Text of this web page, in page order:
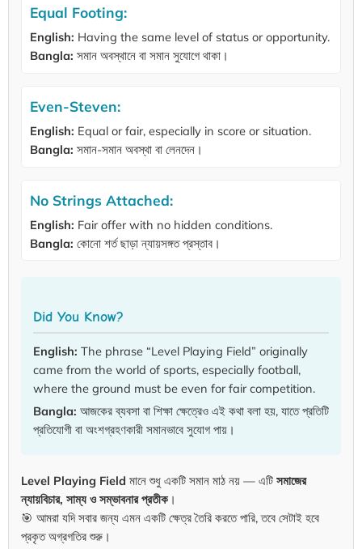
Equal Footing:
English: Having the same level of status or opportunity.
Bangla: সমান অবস্থানে বা সমান সুযোগে থাকা।
Even-Steven:
English: Equal or fair, especially in score or situation.
Bangla: সমান-সমান অবস্থা বা লেনদেন।
No Strings Attached:
English: Fair offer with no hidden conditions.
Bangla: কোনো শর্ত ছাড়া ন্যায়সঙ্গত প্রস্তাব।
Did You Know?
English: The phrase “Level Playing Field” originally
came from the world of sports, especially football,
where the ground must be even for fair competition.
Bangla: আজকের ব্যবসা বা শিক্ষা ক্ষেত্রেও এই কথা বলা হয়, যাতে প্রতিটি
প্রতিযোগী বা অংশগ্রহণকারী সমানভাবে সুযোগ পায়।
Level Playing Field মানে শুধু একটি সমান মাঠ নয় — এটি সমাজের
ন্যায়বিচার, সাম্য ও সম্ভাবনার প্রতীক।
🎯 আমরা যদি সবার জন্য এমন একটি ক্ষেত্র তৈরি করতে পারি, তবে সেটাই হবে
প্রকৃত অগ্রগতির শুরু।